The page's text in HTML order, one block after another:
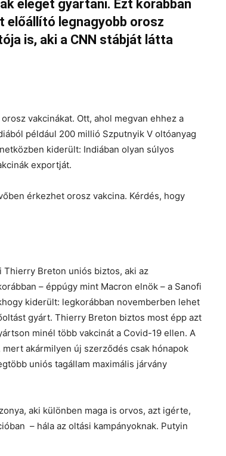
eleget gyártani. Ezt korábban
előállító legnagyobb orosz
is, aki a CNN stábját látta
vakcinákat. Ott, ahol megvan ehhez a
például 200 millió Szputnyik V oltóanyag
kiderült: Indiában olyan súlyos
exportját.
érkezhet orosz vakcina. Kérdés, hogy
Breton uniós biztos, aki az
– éppúgy mint Macron elnök – a Sanofi
kiderült: legkorábban novemberben lehet
gyárt. Thierry Breton biztos most épp azt
minél több vakcinát a Covid-19 ellen. A
akármilyen új szerződés csak hónapok
uniós tagállam maximális járvány
aki különben maga is orvos, azt igérte,
– hála az oltási kampányoknak. Putyin